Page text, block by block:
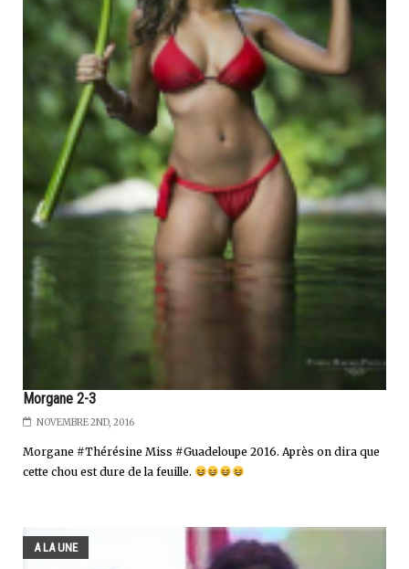
Morgane 2-3
NOVEMBRE 2ND, 2016
Morgane #Thérésine Miss #Guadeloupe 2016. Après on dira que
cette chou est dure de la feuille.
A LA UNE